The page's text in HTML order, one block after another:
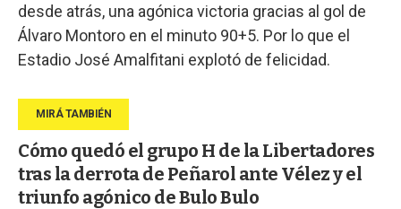
desde atrás, una agónica victoria gracias al gol de
Álvaro Montoro en el minuto 90+5. Por lo que el
Estadio José Amalfitani explotó de felicidad.
Cómo quedó el grupo H de la Libertadores
tras la derrota de Peñarol ante Vélez y el
triunfo agónico de Bulo Bulo